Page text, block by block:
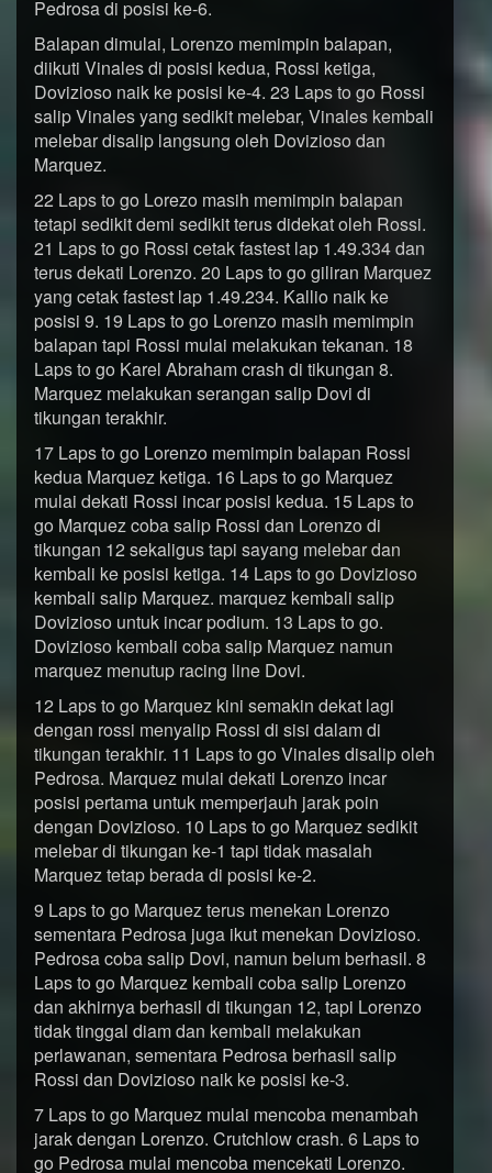
Pedrosa di posisi ke-6.
Balapan dimulai, Lorenzo memimpin balapan,
diikuti Vinales di posisi kedua, Rossi ketiga,
Dovizioso naik ke posisi ke-4. 23 Laps to go Rossi
salip Vinales yang sedikit melebar, Vinales kembali
melebar disalip langsung oleh Dovizioso dan
Marquez.
22 Laps to go Lorezo masih memimpin balapan
tetapi sedikit demi sedikit terus didekat oleh Rossi.
21 Laps to go Rossi cetak fastest lap 1.49.334 dan
terus dekati Lorenzo. 20 Laps to go giliran Marquez
yang cetak fastest lap 1.49.234. Kallio naik ke
posisi 9. 19 Laps to go Lorenzo masih memimpin
balapan tapi Rossi mulai melakukan tekanan. 18
Laps to go Karel Abraham crash di tikungan 8.
Marquez melakukan serangan salip Dovi di
tikungan terakhir.
17 Laps to go Lorenzo memimpin balapan Rossi
kedua Marquez ketiga. 16 Laps to go Marquez
mulai dekati Rossi incar posisi kedua. 15 Laps to
go Marquez coba salip Rossi dan Lorenzo di
tikungan 12 sekaligus tapi sayang melebar dan
kembali ke posisi ketiga. 14 Laps to go Dovizioso
kembali salip Marquez. marquez kembali salip
Dovizioso untuk incar podium. 13 Laps to go.
Dovizioso kembali coba salip Marquez namun
marquez menutup racing line Dovi.
12 Laps to go Marquez kini semakin dekat lagi
dengan rossi menyalip Rossi di sisi dalam di
tikungan terakhir. 11 Laps to go Vinales disalip oleh
Pedrosa. Marquez mulai dekati Lorenzo incar
posisi pertama untuk memperjauh jarak poin
dengan Dovizioso. 10 Laps to go Marquez sedikit
melebar di tikungan ke-1 tapi tidak masalah
Marquez tetap berada di posisi ke-2.
9 Laps to go Marquez terus menekan Lorenzo
sementara Pedrosa juga ikut menekan Dovizioso.
Pedrosa coba salip Dovi, namun belum berhasil. 8
Laps to go Marquez kembali coba salip Lorenzo
dan akhirnya berhasil di tikungan 12, tapi Lorenzo
tidak tinggal diam dan kembali melakukan
perlawanan, sementara Pedrosa berhasil salip
Rossi dan Dovizioso naik ke posisi ke-3.
7 Laps to go Marquez mulai mencoba menambah
jarak dengan Lorenzo. Crutchlow crash. 6 Laps to
go Pedrosa mulai mencoba mencekati Lorenzo.